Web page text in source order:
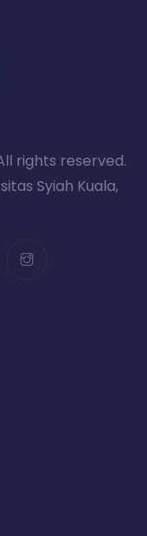
rights reserved.
Syiah Kuala,